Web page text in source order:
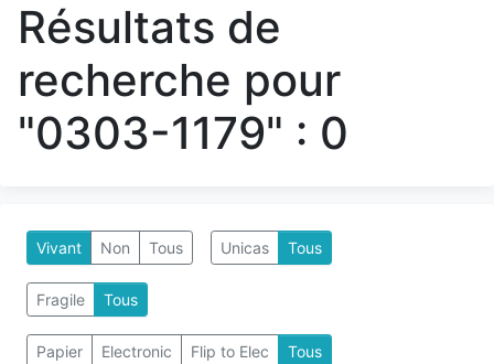
Résultats de
recherche pour
"0303-1179" : 0
Vivant Non Tous Unicas Tous
Fragile Tous
Papier Electronic Flip to Elec Tous